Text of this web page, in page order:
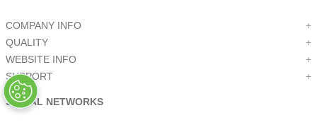
COMPANY INFO
+
QUALITY
+
WEBSITE INFO
+
SUPPORT
+
SOCIAL NETWORKS